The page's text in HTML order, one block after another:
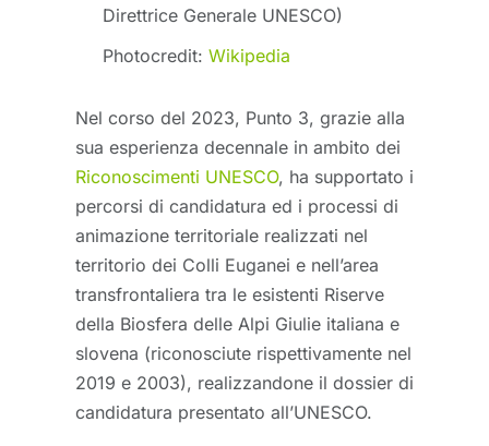
Direttrice Generale UNESCO)
Photocredit: Wikipedia
Nel corso del 2023, Punto 3, grazie alla
sua esperienza decennale in ambito dei
Riconoscimenti UNESCO, ha supportato i
percorsi di candidatura ed i processi di
animazione territoriale realizzati nel
territorio dei Colli Euganei e nell’area
transfrontaliera tra le esistenti Riserve
della Biosfera delle Alpi Giulie italiana e
slovena (riconosciute rispettivamente nel
2019 e 2003), realizzandone il dossier di
candidatura presentato all’UNESCO.